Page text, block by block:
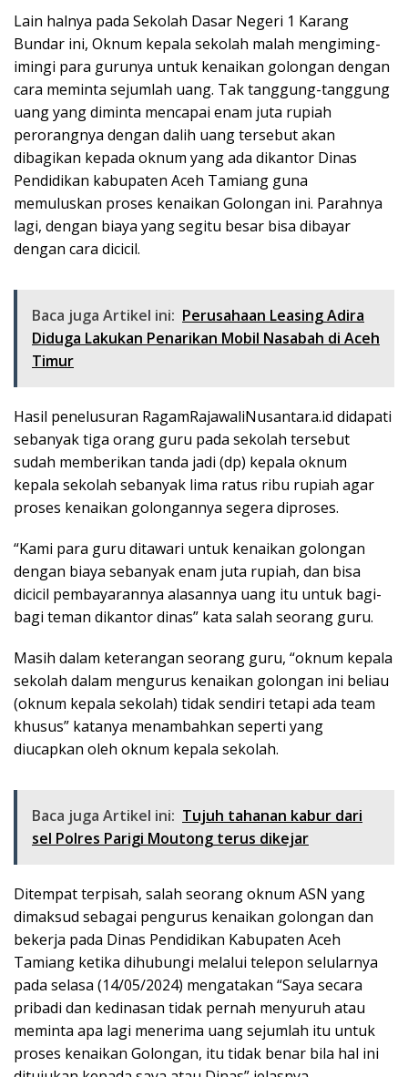
Lain halnya pada Sekolah Dasar Negeri 1 Karang
Bundar ini, Oknum kepala sekolah malah mengiming-
imingi para gurunya untuk kenaikan golongan dengan
cara meminta sejumlah uang. Tak tanggung-tanggung
uang yang diminta mencapai enam juta rupiah
perorangnya dengan dalih uang tersebut akan
dibagikan kepada oknum yang ada dikantor Dinas
Pendidikan kabupaten Aceh Tamiang guna
memuluskan proses kenaikan Golongan ini. Parahnya
lagi, dengan biaya yang segitu besar bisa dibayar
dengan cara dicicil.
Baca juga Artikel ini: Perusahaan Leasing Adira
Diduga Lakukan Penarikan Mobil Nasabah di Aceh
Timur
Hasil penelusuran RagamRajawaliNusantara.id didapati
sebanyak tiga orang guru pada sekolah tersebut
sudah memberikan tanda jadi (dp) kepala oknum
kepala sekolah sebanyak lima ratus ribu rupiah agar
proses kenaikan golongannya segera diproses.
“Kami para guru ditawari untuk kenaikan golongan
dengan biaya sebanyak enam juta rupiah, dan bisa
dicicil pembayarannya alasannya uang itu untuk bagi-
bagi teman dikantor dinas” kata salah seorang guru.
Masih dalam keterangan seorang guru, “oknum kepala
sekolah dalam mengurus kenaikan golongan ini beliau
(oknum kepala sekolah) tidak sendiri tetapi ada team
khusus” katanya menambahkan seperti yang
diucapkan oleh oknum kepala sekolah.
Baca juga Artikel ini: Tujuh tahanan kabur dari
sel Polres Parigi Moutong terus dikejar
Ditempat terpisah, salah seorang oknum ASN yang
dimaksud sebagai pengurus kenaikan golongan dan
bekerja pada Dinas Pendidikan Kabupaten Aceh
Tamiang ketika dihubungi melalui telepon selularnya
pada selasa (14/05/2024) mengatakan “Saya secara
pribadi dan kedinasan tidak pernah menyuruh atau
meminta apa lagi menerima uang sejumlah itu untuk
proses kenaikan Golongan, itu tidak benar bila hal ini